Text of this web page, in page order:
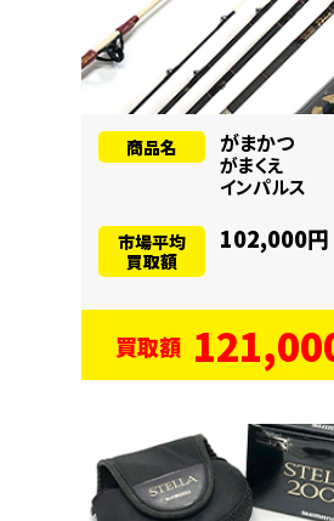
商品名 がまかつ
がまくえ
インパルス
市場平均
買取額
102,000円
買取額